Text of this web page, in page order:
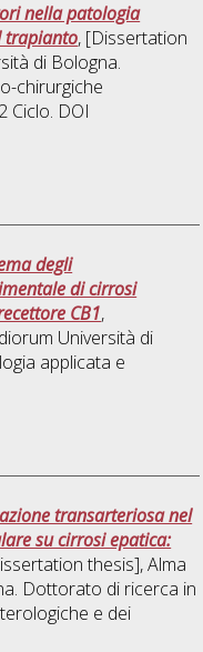
nella patologia
trapianto, [Dissertation
di Bologna.
chirurgiche
Ciclo. DOI
degli
di cirrosi
CB1,
Università di
applicata e
transarteriosa nel
su cirrosi epatica:
thesis], Alma
Dottorato di ricerca in
e dei